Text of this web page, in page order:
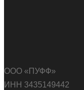
ООО «ПУФФ»
ИНН 3435149442